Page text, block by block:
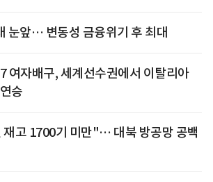
눈앞… 변동성 금융위기 후 최대
여자배구, 세계선수권에서 이탈리아
승
재고 1700기 미만"… 대북 방공망 공백